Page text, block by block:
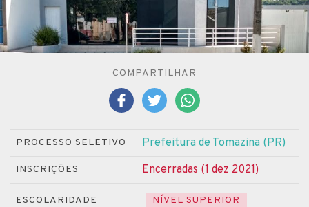
COMPARTILHAR
PROCESSO SELETIVO Prefeitura de Tomazina (PR)
INSCRIÇÕES Encerradas (1 dez 2021)
ESCOLARIDADE NÍVEL SUPERIOR